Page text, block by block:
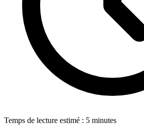
Temps de lecture estimé : 5 minutes